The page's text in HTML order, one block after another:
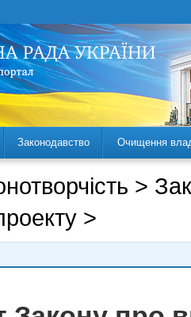
Законодавство Очищення
>
>